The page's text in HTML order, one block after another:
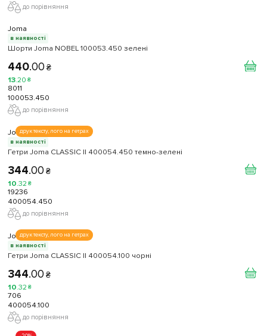
до порівняння
Joma
в наявності
Шорти Joma NOBEL 100053.450 зелені
440.00 ₴
13.20 ₴
8011
100053.450
до порівняння
друк тексту, лого на гетрах
Joma
в наявності
Гетри Joma CLASSIC II 400054.450 темно-зелені
344.00 ₴
10.32 ₴
19236
400054.450
до порівняння
друк тексту, лого на гетрах
Joma
в наявності
Гетри Joma CLASSIC II 400054.100 чорні
344.00 ₴
10.32 ₴
706
400054.100
до порівняння